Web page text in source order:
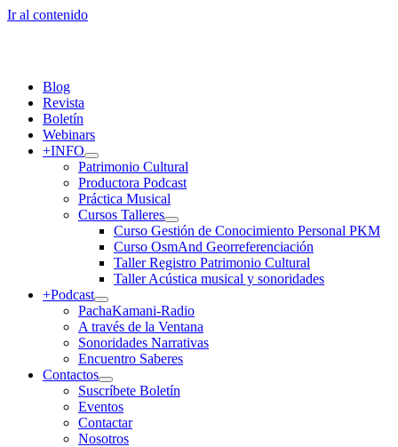
Ir al contenido
Blog
Revista
Boletín
Webinars
+INFO
Patrimonio Cultural
Productora Podcast
Práctica Musical
Cursos Talleres
Curso Gestión de Conocimiento Personal PKM
Curso OsmAnd Georreferenciación
Taller Registro Patrimonio Cultural
Taller Acústica musical y sonoridades
+Podcast
PachaKamani-Radio
A través de la Ventana
Sonoridades Narrativas
Encuentro Saberes
Contactos
Suscríbete Boletín
Eventos
Contactar
Nosotros